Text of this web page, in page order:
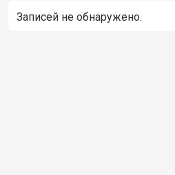
Записей не обнаружено.